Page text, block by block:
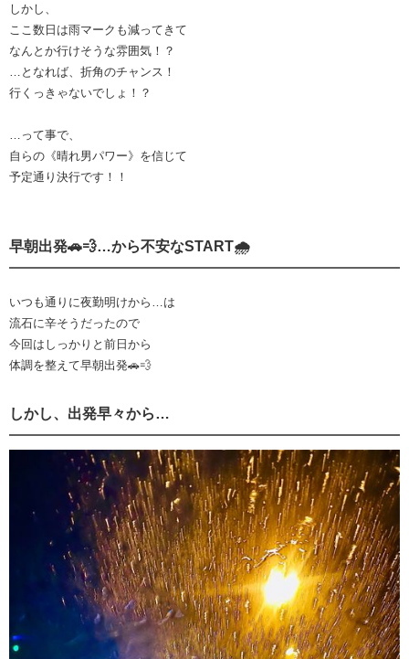
しかし、
ここ数日は雨マークも減ってきて
なんとか行けそうな雰囲気！？
…となれば、折角のチャンス！
行くっきゃないでしょ！？
…って事で、
自らの《晴れ男パワー》を信じて
予定通り決行です！！
早朝出発🚗💨…から不安なSTART🌧️
いつも通りに夜勤明けから…は
流石に辛そうだったので
今回はしっかりと前日から
体調を整えて早朝出発🚗💨
しかし、出発早々から…